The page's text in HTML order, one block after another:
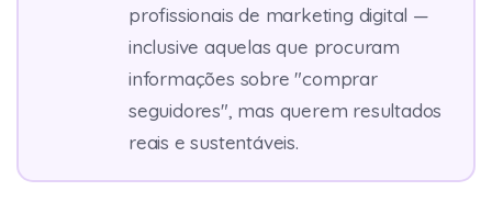
profissionais de marketing digital —
inclusive aquelas que procuram
informações sobre "comprar
seguidores", mas querem resultados
reais e sustentáveis.